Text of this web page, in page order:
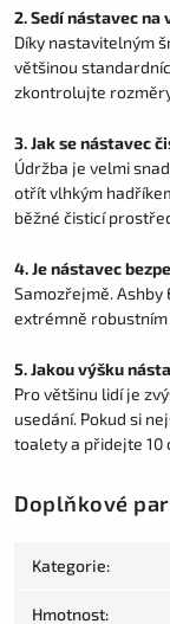
2. Sedí nástavec na
Díky nastavitelným
většinou
zkontrolujte
3. Jak se nástavec
Údržba je velmi
otřít vlhkým
běžné čisticí
4. Je nástavec
Samozřejmě. Ashby
extrémně
5. Jakou výšku
Pro většinu lidí je
usedání. Pokud si
toalety a přidejte 10
Doplňkové
Kategorie:
Hmotnost: